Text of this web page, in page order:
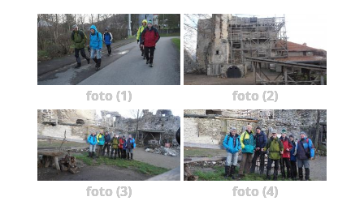
foto (1) foto (2)
foto (3) foto (4)